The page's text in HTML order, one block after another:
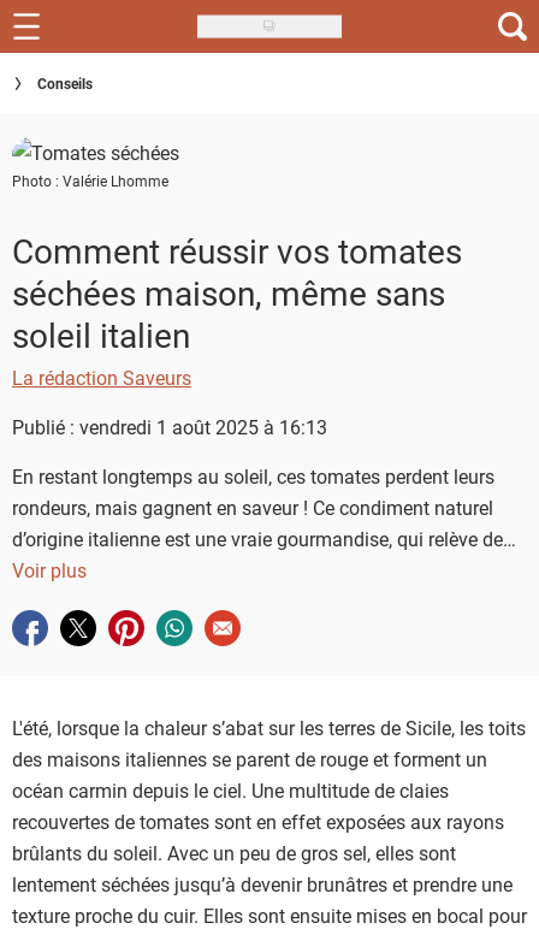
Skip
to
main
Recettes
Inspirations
Conseils
Menu de la semaine
Actus
Téléchargez l'app Saveurs Recettes
Conseils
Photo : Valérie Lhomme
Comment réussir vos tomates
séchées maison, même sans
soleil italien
La rédaction Saveurs
Publié : vendredi 1 août 2025 à 16:13
En restant longtemps au soleil, ces tomates perdent leurs
rondeurs, mais gagnent en saveur ! Ce condiment naturel
d’origine italienne est une vraie gourmandise, qui relève de
ses arômes acidulés de nombreux plats, toute l’année.
Voir plus
Partager sur facebook
Partager sur twitter
Partager sur pinterest
Partager sur whatsapp
Envoyer à un ami
L'été, lorsque la chaleur s’abat sur les terres de Sicile, les toits
des maisons italiennes se parent de rouge et forment un
océan carmin depuis le ciel. Une multitude de claies
recouvertes de tomates sont en effet exposées aux rayons
brûlants du soleil. Avec un peu de gros sel, elles sont
lentement séchées jusqu’à devenir brunâtres et prendre une
texture proche du cuir. Elles sont ensuite mises en bocal pour